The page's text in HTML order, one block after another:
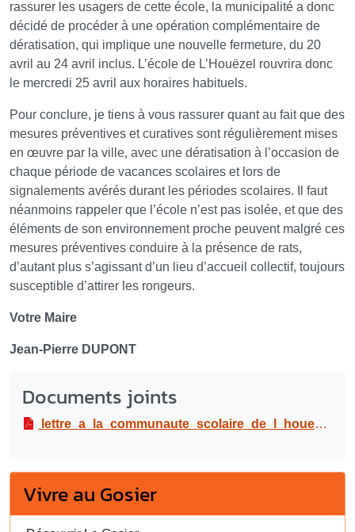
rassurer les usagers de cette école, la municipalité a donc
décidé de procéder à une opération complémentaire de
dératisation, qui implique une nouvelle fermeture, du 20
avril au 24 avril inclus. L’école de L’Houëzel rouvrira donc
le mercredi 25 avril aux horaires habituels.
Pour conclure, je tiens à vous rassurer quant au fait que des
mesures préventives et curatives sont régulièrement mises
en œuvre par la ville, avec une dératisation à l’occasion de
chaque période de vacances scolaires et lors de
signalements avérés durant les périodes scolaires. Il faut
néanmoins rappeler que l’école n’est pas isolée, et que des
éléments de son environnement proche peuvent malgré ces
mesures préventives conduire à la présence de rats,
d’autant plus s’agissant d’un lieu d’accueil collectif, toujours
susceptible d’attirer les rongeurs.
Votre Maire
Jean-Pierre DUPONT
Documents joints
lettre_a_la_communaute_scolaire_de_l_houe_zel.pdf
Vivre au Gosier